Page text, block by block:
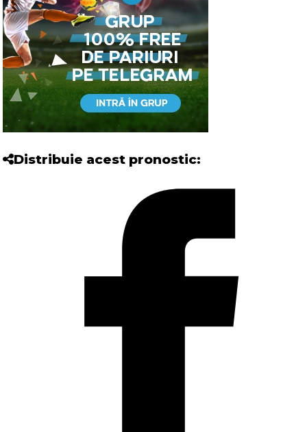
Distribuie acest pronostic: